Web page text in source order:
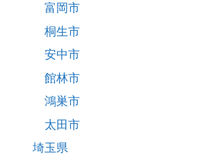
富岡市
桐生市
安中市
館林市
鴻巣市
太田市
埼玉県